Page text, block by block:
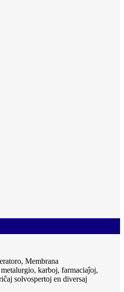
Membrana
karboj, farmaciaĵoj,
solvospertoj en diversaj